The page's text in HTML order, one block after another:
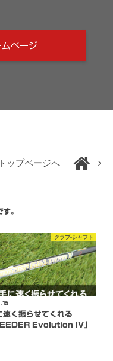
ページ
トップページへ
。
クラブ-シャフト
速く振らせてくれる
Evolution IV」